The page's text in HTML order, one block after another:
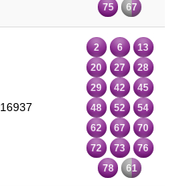
75
67
16937
2 6
13
20
27
28
29
42
45
48
52
54
62
67
70
72
73
76
78
61